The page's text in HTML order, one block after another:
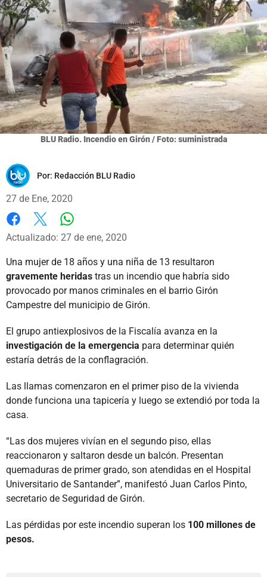
BLU Radio. Incendio en Girón / Foto: suministrada
Por: Redacción BLU Radio
27 de Ene, 2020
Facebook
X
Actualizado: 27 de ene, 2020
Una mujer de 18 años y una niña de 13 resultaron
gravemente heridas tras un incendio que habría sido
provocado por manos criminales en el barrio Girón
Campestre del municipio de Girón.
El grupo antiexplosivos de la Fiscalía avanza en la
investigación de la emergencia para determinar quién
estaría detrás de la conflagración.
Las llamas comenzaron en el primer piso de la vivienda
donde funciona una tapicería y luego se extendió por toda la
casa.
“Las dos mujeres vivían en el segundo piso, ellas
reaccionaron y saltaron desde un balcón. Presentan
quemaduras de primer grado, son atendidas en el Hospital
Universitario de Santander”, manifestó Juan Carlos Pinto,
secretario de Seguridad de Girón.
Las pérdidas por este incendio superan los 100 millones de
pesos.